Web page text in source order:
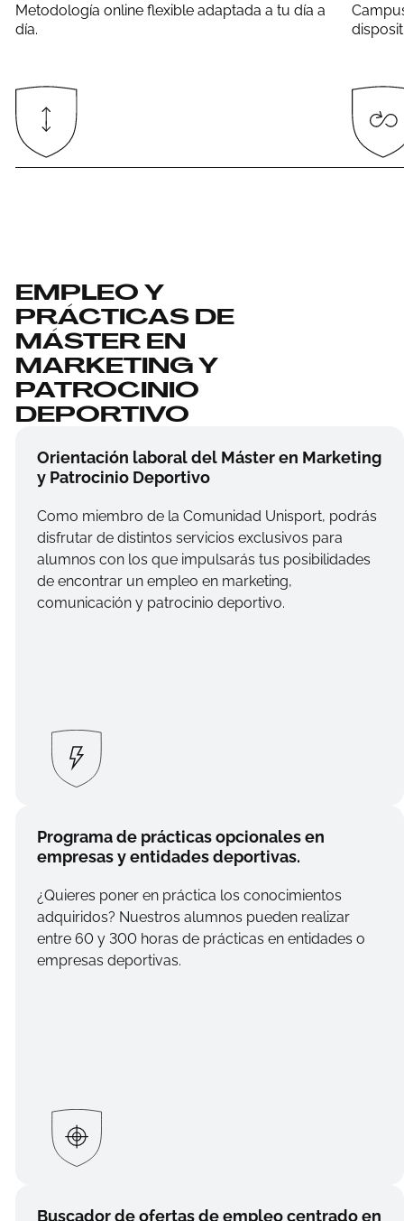
Metodología online flexible adaptada a tu día a
día.
EMPLEO Y
PRÁCTICAS DE
MÁSTER EN
MARKETING Y
PATROCINIO
DEPORTIVO
Orientación laboral del Máster en Marketing
y Patrocinio Deportivo
Como miembro de la Comunidad Unisport, podrás
disfrutar de distintos servicios exclusivos para
alumnos con los que impulsarás tus posibilidades
de encontrar un empleo en marketing,
comunicación y patrocinio deportivo.
Programa de prácticas opcionales en
empresas y entidades deportivas.
¿Quieres poner en práctica los conocimientos
adquiridos? Nuestros alumnos pueden realizar
entre 60 y 300 horas de prácticas en entidades o
empresas deportivas.
Buscador de ofertas de empleo centrado en